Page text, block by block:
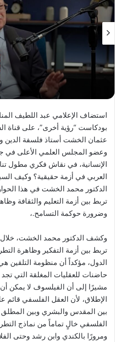
استضاف الإعلامي عبد اللطيف
بودكاست “رؤية أخرى”، على قناة
عثمان الخشت أستاذ فلسفة الدين
وعضو المجلس العلمي الأعلى في
الإنسانية، في نقاش فكري مطول
العربي في أزمة حقيقية؟ وكيف
الدكتور محمد الخشت في هذا الحوار
تربط بين أزمة التعليم والثقافة
وضرورة حوكمة التسامح.،
وكشف الدكتور محمد الخشت، خلال
تربط بين أزمة التفكير وظاهرة
الدول، مؤكداً أن منظومة التلقين
حاضنات للعقليات المغلقة التي
مشيرًا إلى أن الفيلسوف لا يمكن
الإطلاق، لأن العقل الفلسفي قائم
بين المقدس والبشري وبين المطلق
الفلسفي خالٍ تماماً من نماذج
ومرورًا بالكندي وابن رشد وحتى